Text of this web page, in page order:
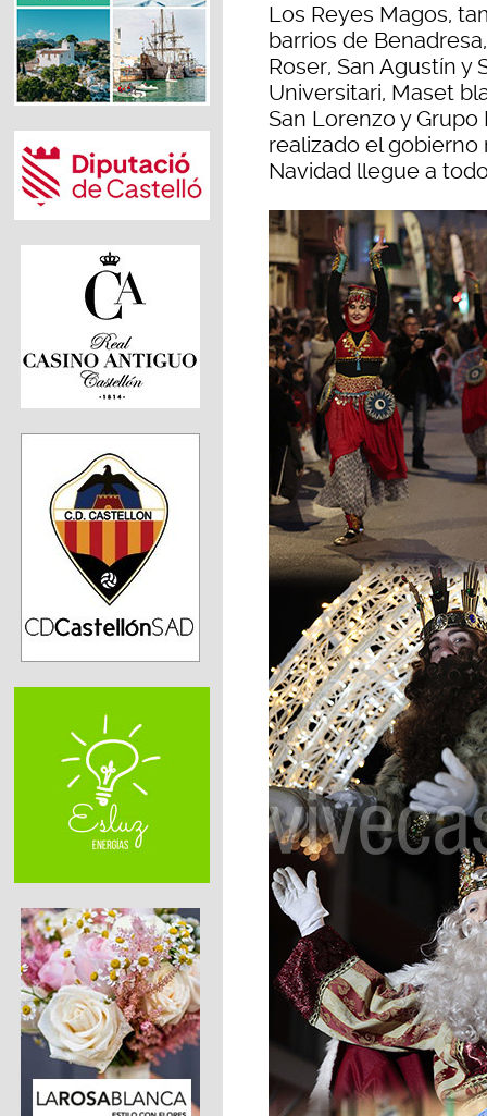
Los Reyes Magos,
barrios de
Roser, San Agustín y
Universitari, Maset
San Lorenzo y
realizado el gobierno
Navidad llegue a